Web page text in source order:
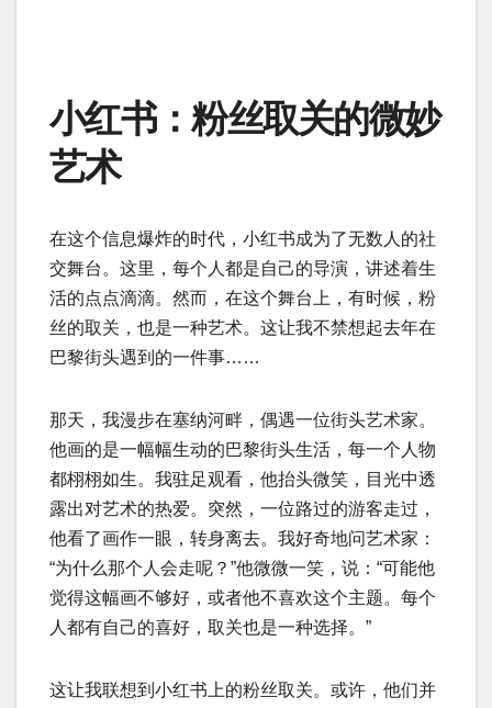
小红书：粉丝取关的微妙
艺术
在这个信息爆炸的时代，小红书成为了无数人的社
交舞台。这里，每个人都是自己的导演，讲述着生
活的点点滴滴。然而，在这个舞台上，有时候，粉
丝的取关，也是一种艺术。这让我不禁想起去年在
巴黎街头遇到的一件事……
那天，我漫步在塞纳河畔，偶遇一位街头艺术家。
他画的是一幅幅生动的巴黎街头生活，每一个人物
都栩栩如生。我驻足观看，他抬头微笑，目光中透
露出对艺术的热爱。突然，一位路过的游客走过，
他看了画作一眼，转身离去。我好奇地问艺术家：
“为什么那个人会走呢？”他微微一笑，说：“可能他
觉得这幅画不够好，或者他不喜欢这个主题。每个
人都有自己的喜好，取关也是一种选择。”
这让我联想到小红书上的粉丝取关。或许，他们并